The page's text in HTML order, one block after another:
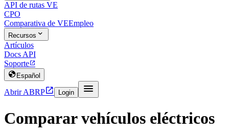
API de rutas VE
CPO
Comparativa de VEEmpleo
Recursos 
Artículos
Docs API
Soporte
 Español
Abrir ABRP Login 
Comparar vehículos eléctricos